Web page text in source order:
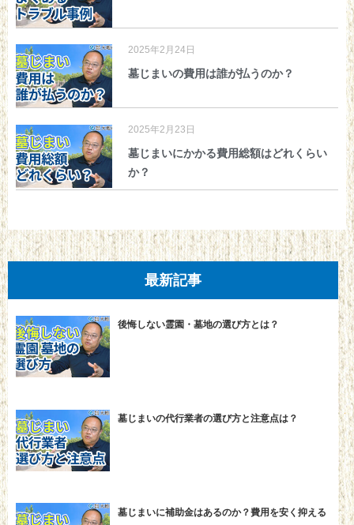
墓じまいの費用は誰が払うのか？
2025年2月24日
墓じまいにかかる費用総額はどれくらい
か？
2025年2月23日
最新記事
後悔しない霊園・墓地の選び方とは？
墓じまいの代行業者の選び方と注意点は？
墓じまいに補助金はあるのか？費用を安く抑える